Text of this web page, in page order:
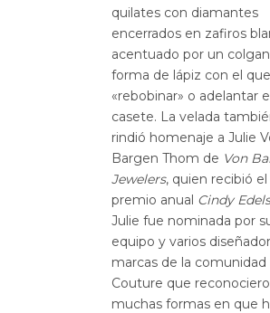
quilates con diamantes
encerrados en zafiros
acentuado por un
forma de lápiz con el que
«rebobinar» o adelantar
casete. La velada
rindió homenaje a Julie
Bargen Thom de Von
Jewelers, quien recibió el
premio anual Cindy
Julie fue nominada por
equipo y varios
marcas de la comunidad
Couture que
muchas formas en que